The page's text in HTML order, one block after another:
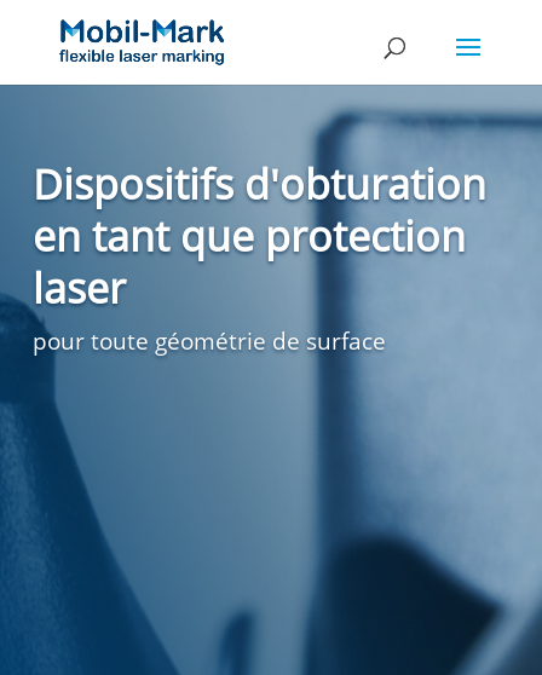
Dispositifs d'obturation
en tant que protection
laser
pour toute géométrie de surface